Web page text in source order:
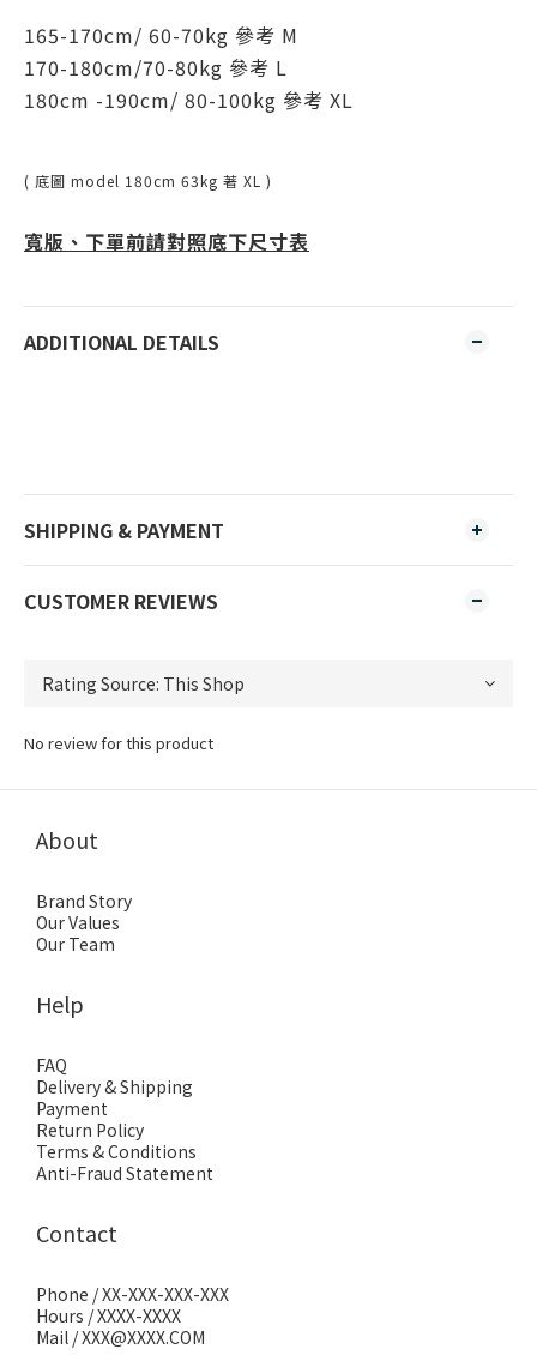
165-170cm/ 60-70kg 參考 M
170-180cm/70-80kg 參考 L
180cm -190cm/ 80-100kg 參考 XL
( 底圖 model 180cm 63kg 著 XL )
寬版、 下單前請對照底下尺寸表
ADDITIONAL DETAILS
SHIPPING & PAYMENT
CUSTOMER REVIEWS
No review for this product
About
Brand Story
Our Values
Our Team
Help
FAQ
Delivery & Shipping
Payment
Return Policy
Terms & Conditions
Anti-Fraud Statement
Contact
Phone / XX-XXX-XXX-XXX
Hours / XXXX-XXXX
Mail / XXX@XXXX.COM